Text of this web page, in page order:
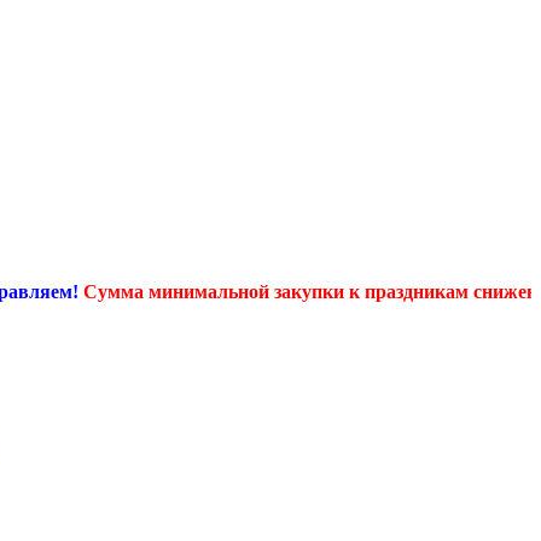
Сумма минимальной закупки к праздникам снижена